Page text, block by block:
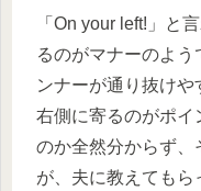
「On your left!」と
るのがマナーのよ
ンナーが通り抜け
右側に寄るのがポイ
のか全然分からず、
が、夫に教えてもら